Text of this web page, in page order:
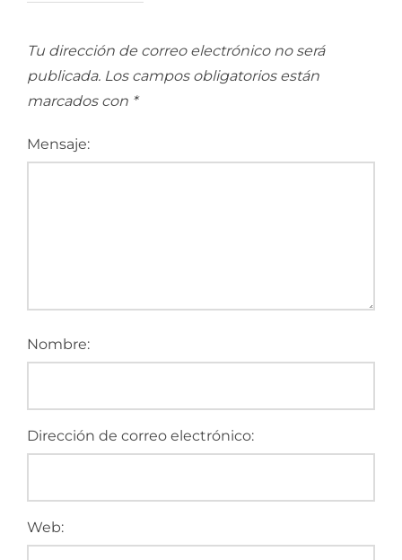
Tu dirección de correo electrónico no será
publicada. Los campos obligatorios están
marcados con *
Mensaje:
Nombre:
Dirección de correo electrónico:
Web: